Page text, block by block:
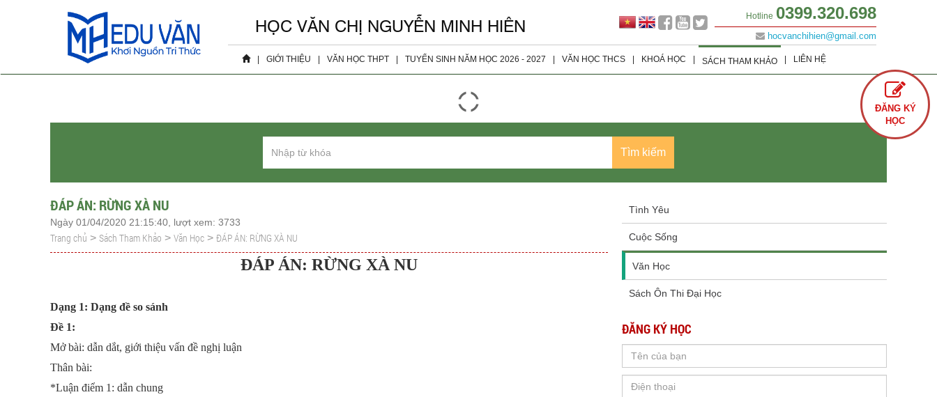
ĐĂNG KÝ
HỌC
HỌC VĂN CHỊ NGUYỄN MINH HIÊN Hotline 0399.320.698
hocvanchihien@gmail.com
GIỚI THIỆU VĂN HỌC THPT
Nghị Luận Văn Học
Tài Liệu Bổ Sung
Tài liệu Lớp 12
TUYỂN SINH NĂM HỌC 2026 - 2027 VĂN HỌC THCS
Tài Liệu Lớp 7
Tài Liệu Lớp 6
KHOÁ HỌC SÁCH THAM KHẢO LIÊN HỆ
Tìm kiếm
ĐÁP ÁN: RỪNG XÀ NU
Ngày 01/04/2020 21:15:40, lượt xem: 3733
Trang chủ > Sách Tham Khảo > Văn Học > ĐÁP ÁN: RỪNG XÀ NU
ĐÁP ÁN: RỪNG XÀ NU
Dạng 1: Dạng đề so sánh
Đề 1:
Mở bài: dẫn dắt, giới thiệu vấn đề nghị luận
Thân bài:
*Luận điểm 1: dẫn chung
Tình Yêu
Cuộc Sống
Văn Học
Sách Ôn Thi Đại Học
ĐĂNG KÝ HỌC